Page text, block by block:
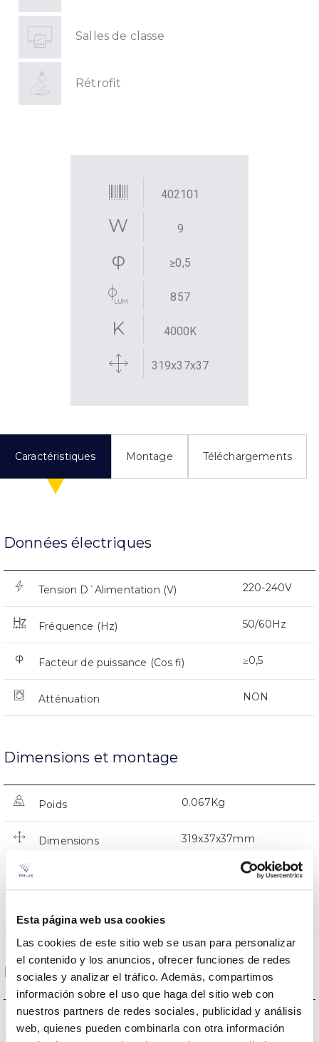
Esta página web usa cookies
Las cookies de este sitio web se usan para personalizar
el contenido y los anuncios, ofrecer funciones de redes
sociales y analizar el tráfico. Además, compartimos
información sobre el uso que haga del sitio web con
nuestros partners de redes sociales, publicidad y análisis
web, quienes pueden combinarla con otra información
Salles de classe
Rétrofit
402101
9
≥0,5
857
4000K
319x37x37
Caractéristiques Montage Téléchargements
Données électriques
Tension D`Alimentation (V) 220-240V
Fréquence (Hz) 50/60Hz
Facteur de puissance (Cos fi) ≥0,5
Atténuation NON
Dimensions et montage
Poids 0.067Kg
Dimensions 319x37x37mm
Éclairage
Données optiques
Température de coleur 4000K